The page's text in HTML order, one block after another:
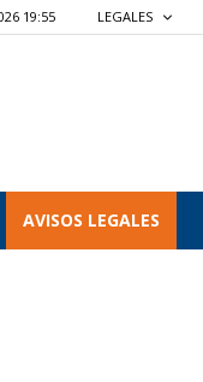
19:56 LEGALES
AVISOS LEGALES